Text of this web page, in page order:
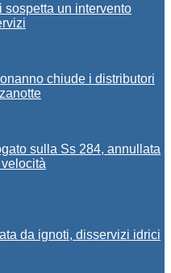
sospetta un intervento
chiude i distributori
sulla Ss 284, annullata
da ignoti, disservizi idrici